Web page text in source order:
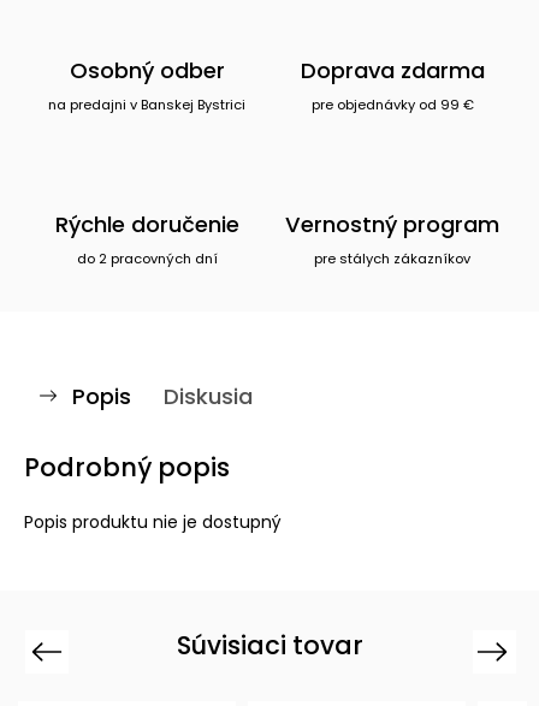
Osobný odber
na predajni v Banskej Bystrici
Doprava zdarma
pre objednávky od 99 €
Rýchle doručenie
do 2 pracovných dní
Vernostný program
pre stálych zákazníkov
Popis Diskusia
Podrobný popis
Popis produktu nie je dostupný
Súvisiaci tovar
Previous Next